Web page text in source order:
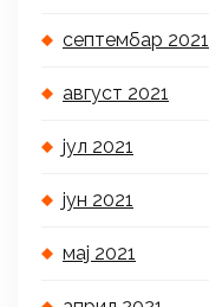
септембар 2021
август 2021
јул 2021
јун 2021
мај 2021